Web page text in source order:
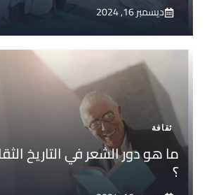
ديسمبر 16, 2024
ثقافة
ما هو دور الشعر في التاريخ
؟